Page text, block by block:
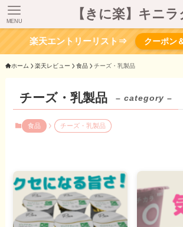
【きに楽】キニラ
MENU
楽天エントリーリスト⇒ クーポン
ホーム 楽天レビュー 食品 チーズ・乳製品
チーズ・乳製品 – category –
食品 チーズ・乳製品